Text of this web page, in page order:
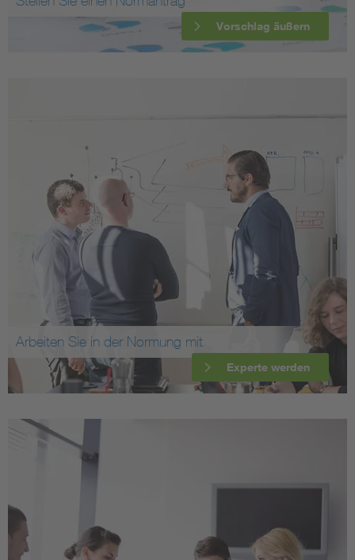
Vorschlag äußern
Arbeiten Sie in der Normung mit
Experte werden